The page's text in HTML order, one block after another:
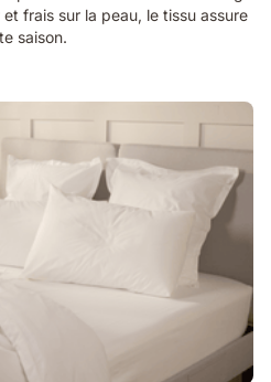
frais sur la peau, le tissu assure
saison.